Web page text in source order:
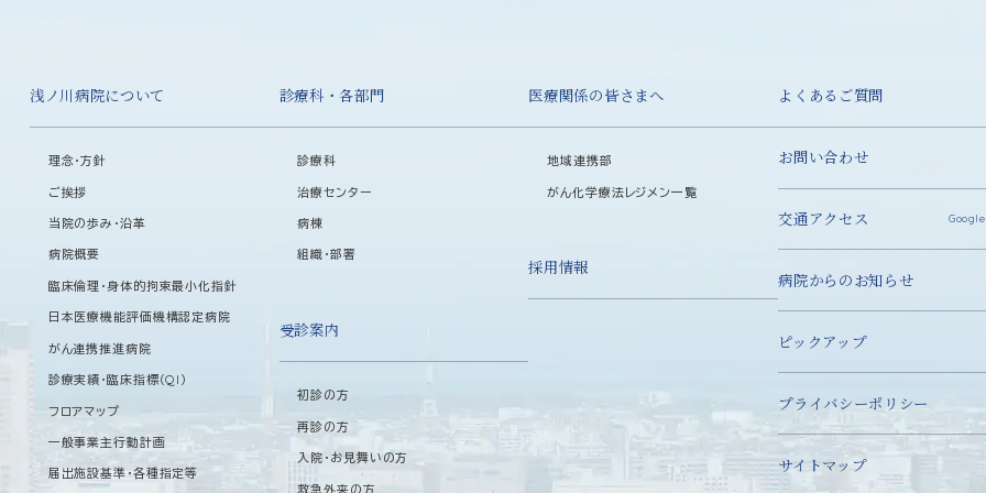
浅ノ川病院について
理念・方針
ご挨拶
当院の歩み・沿革
病院概要
臨床倫理・身体的拘束最小化指針
日本医療機能評価機構認定病院
がん連携推進病院
診療実績・臨床指標（QI）
フロアマップ
一般事業主行動計画
届出施設基準・各種指定等
診療科・各部門
診療科
治療センター
病棟
組織・部署
受診案内
初診の方
再診の方
入院・お見舞いの方
救急外来の方
医療関係の皆さまへ
地域連携部
がん化学療法レジメン一覧
採用情報
よくあるご質問
お問い合わせ
交通アクセス
病院からのお知らせ
ピックアップ
プライバシーポリシー
サイトマップ